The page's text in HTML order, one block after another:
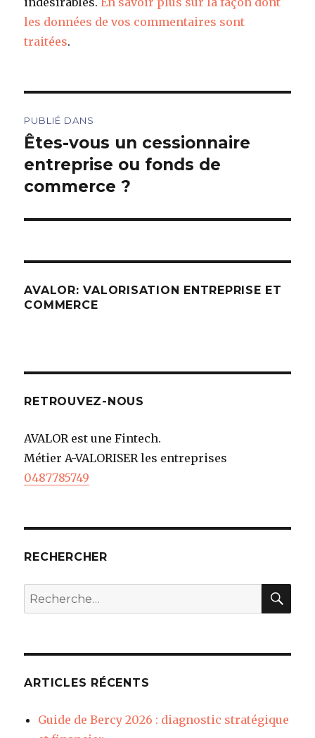
les données de vos commentaires sont
traitées.
de
l’article
PUBLIÉ DANS
Êtes-vous un cessionnaire
entreprise ou fonds de
commerce ?
AVALOR: VALORISATION ENTREPRISE ET
COMMERCE
RETROUVEZ-NOUS
AVALOR est une Fintech.
Métier A-VALORISER les entreprises
0487785749
RECHERCHER
Recherche
pour
ARTICLES RÉCENTS
Guide de Bercy 2026 : diagnostic stratégique